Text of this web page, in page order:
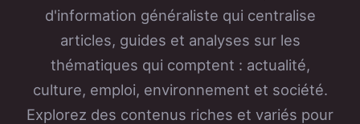
d'information généraliste qui centralise
articles, guides et analyses sur les
thématiques qui comptent : actualité,
culture, emploi, environnement et société.
Explorez des contenus riches et variés pour